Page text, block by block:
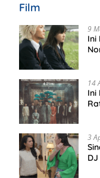
Film
9
Ini
14
Ini
3